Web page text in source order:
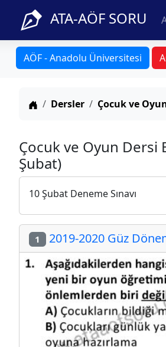
ATA-AÖF SORU
AÖF - Anadolu Üniversitesi
Anasayfa
Dersler Çocuk ve
Çocuk ve Oyun Dersi
Şubat)
10 Şubat Deneme Sınavı
1 2019-2020 Güz